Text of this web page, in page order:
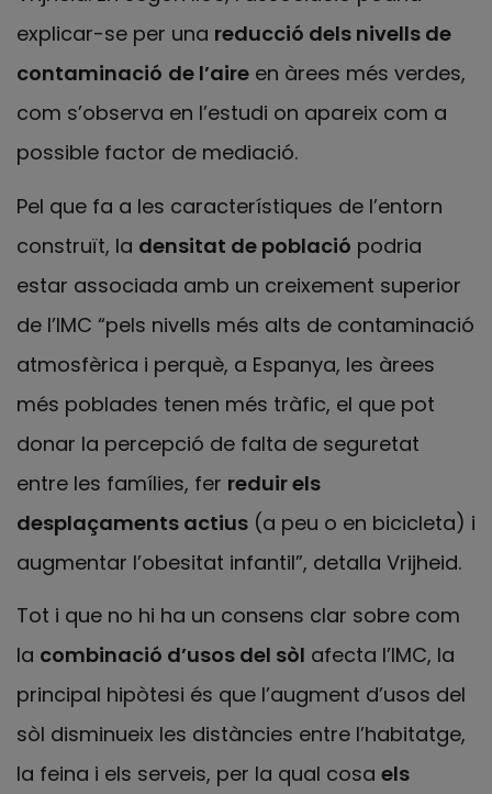
explicar-se per una reducció dels nivells de
contaminació de l’aire en àrees més verdes,
com s’observa en l’estudi on apareix com a
possible factor de mediació.
Pel que fa a les característiques de l’entorn
construït, la densitat de població podria
estar associada amb un creixement superior
de l’IMC “pels nivells més alts de contaminació
atmosfèrica i perquè, a Espanya, les àrees
més poblades tenen més tràfic, el que pot
donar la percepció de falta de seguretat
entre les famílies, fer reduir els
desplaçaments actius (a peu o en bicicleta) i
augmentar l’obesitat infantil”, detalla Vrijheid.
Tot i que no hi ha un consens clar sobre com
la combinació d’usos del sòl afecta l’IMC, la
principal hipòtesi és que l’augment d’usos del
sòl disminueix les distàncies entre l’habitatge,
la feina i els serveis, per la qual cosa els